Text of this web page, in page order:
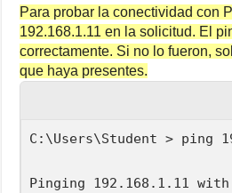
Para probar la conectividad con
192.168.1.11 en la solicitud. El
correctamente. Si no lo fueron,
que haya presentes.
C:\Users\Student > ping
Pinging 192.168.1.11